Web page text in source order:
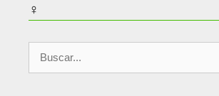
♀
Buscar: